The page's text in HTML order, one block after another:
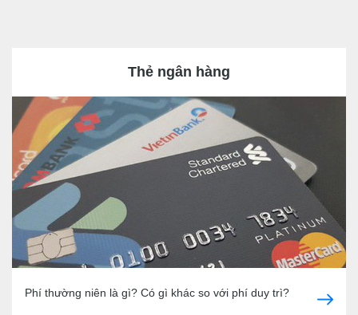
Thẻ ngân hàng
Phí thường niên là gì? Có gì khác so với phí duy trì?